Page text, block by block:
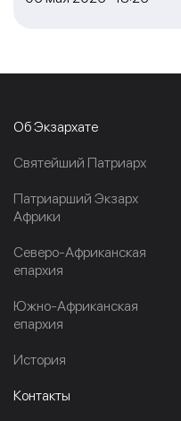
Об Экзархате
Cвятейший Патриарх
Патриарший Экзарх
Африки
Северо-Африканская
епархия
Южно-Африканская
епархия
История
Контакты